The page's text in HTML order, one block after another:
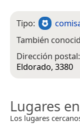
Tipo:
También
Dirección postal:
Eldorado, 3380
Lugares
Los lugares